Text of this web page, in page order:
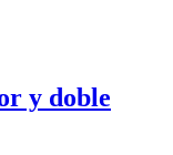
y doble